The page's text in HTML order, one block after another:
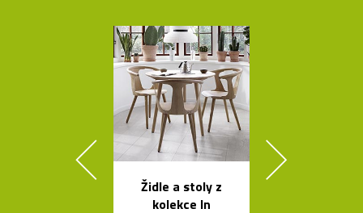
Židle a stoly z
kolekce In